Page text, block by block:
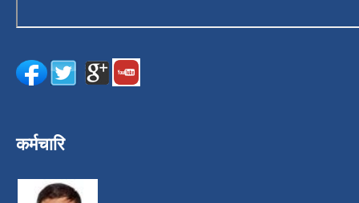
कर्मचारि